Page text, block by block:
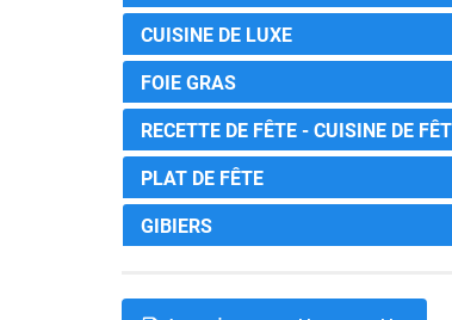
CUISINE DE LUXE
FOIE GRAS
RECETTE DE FÊTE - CUISINE DE
PLAT DE FÊTE
GIBIERS